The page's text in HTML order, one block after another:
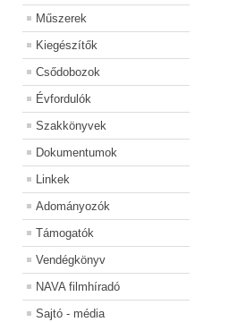
Műszerek
Kiegészítők
Csődobozok
Évfordulók
Szakkönyvek
Dokumentumok
Linkek
Adományozók
Támogatók
Vendégkönyv
NAVA filmhíradó
Sajtó - média